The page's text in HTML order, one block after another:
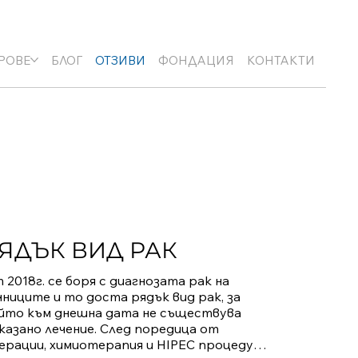
БЛОГ ОТЗИВИ ФОНДАЦИЯ КОНТАКТИ
ВИД РАК
се боря с диагнозата рак на
и то доста рядък вид рак, за
към днешна дата не съществува
лечение. След поредица от
химиотерапия и HIPEC процедура,